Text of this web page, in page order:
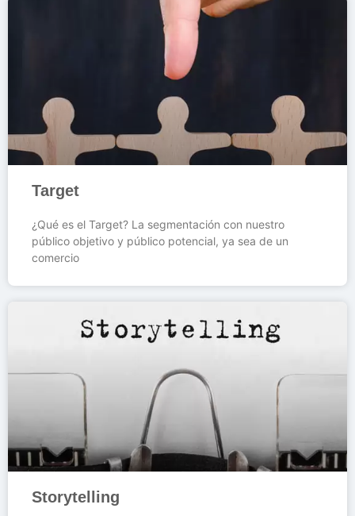
Target
¿Qué es el Target? La segmentación con nuestro
público objetivo y público potencial, ya sea de un
comercio
Storytelling